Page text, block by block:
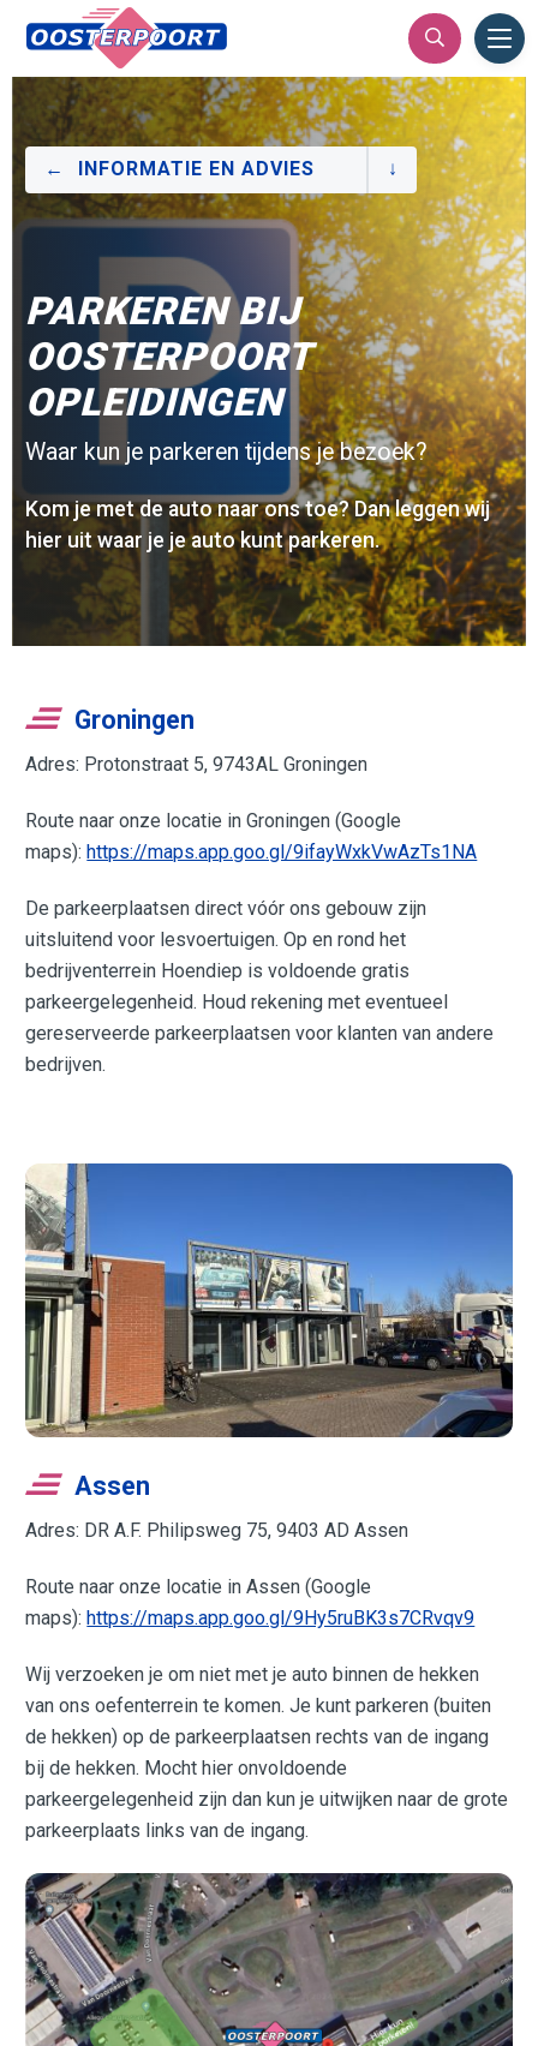
INFORMATIE EN ADVIES
PARKEREN BIJ
OOSTERPOORT
OPLEIDINGEN
Waar kun je parkeren tijdens je bezoek?
Kom je met de auto naar ons toe? Dan leggen wij
hier uit waar je je auto kunt parkeren.
Groningen
Adres: Protonstraat 5, 9743AL Groningen
Route naar onze locatie in Groningen (Google
maps):https://maps.app.goo.gl/9ifayWxkVwAzTs1NA
De parkeerplaatsen direct vóór ons gebouw zijn
uitsluitend voor lesvoertuigen. Op en rond het
bedrijventerrein Hoendiep is voldoende gratis
parkeergelegenheid. Houd rekening met eventueel
gereserveerde parkeerplaatsen voor klanten van andere
bedrijven.
Assen
Adres: DR A.F. Philipsweg 75, 9403 AD Assen
Route naar onze locatie in Assen (Google
maps):https://maps.app.goo.gl/9Hy5ruBK3s7CRvqv9
Wij verzoeken je om niet met je auto binnen de hekken
van ons oefenterrein te komen. Je kunt parkeren (buiten
de hekken) op de parkeerplaatsen rechts van de ingang
bij de hekken. Mocht hier onvoldoende
parkeergelegenheid zijn dan kun je uitwijken naar de grote
parkeerplaats links van de ingang.